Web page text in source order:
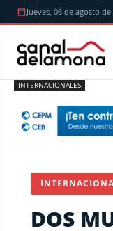
Jueves, 06 de agosto de
INTERNACIONALES
DOS